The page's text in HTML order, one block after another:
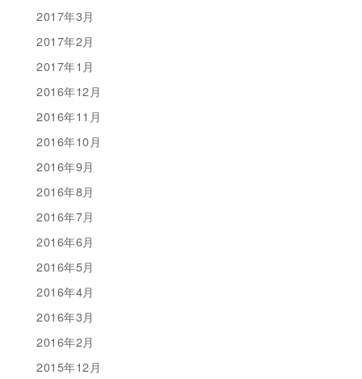
2017年3月
2017年2月
2017年1月
2016年12月
2016年11月
2016年10月
2016年9月
2016年8月
2016年7月
2016年6月
2016年5月
2016年4月
2016年3月
2016年2月
2015年12月